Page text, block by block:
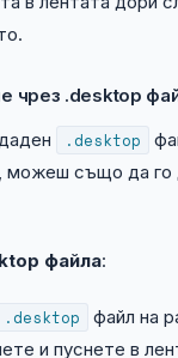
чрез .desktop
.desktop
можеш също да го
файла:
.desktop
файл на
и пуснете в